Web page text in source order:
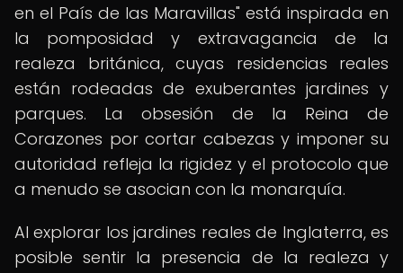
en el País de las Maravillas" está inspirada en
la pomposidad y extravagancia de la
realeza británica, cuyas residencias reales
están rodeadas de exuberantes jardines y
parques. La obsesión de la Reina de
Corazones por cortar cabezas y imponer su
autoridad refleja la rigidez y el protocolo que
a menudo se asocian con la monarquía.
Al explorar los jardines reales de Inglaterra, es
posible sentir la presencia de la realeza y